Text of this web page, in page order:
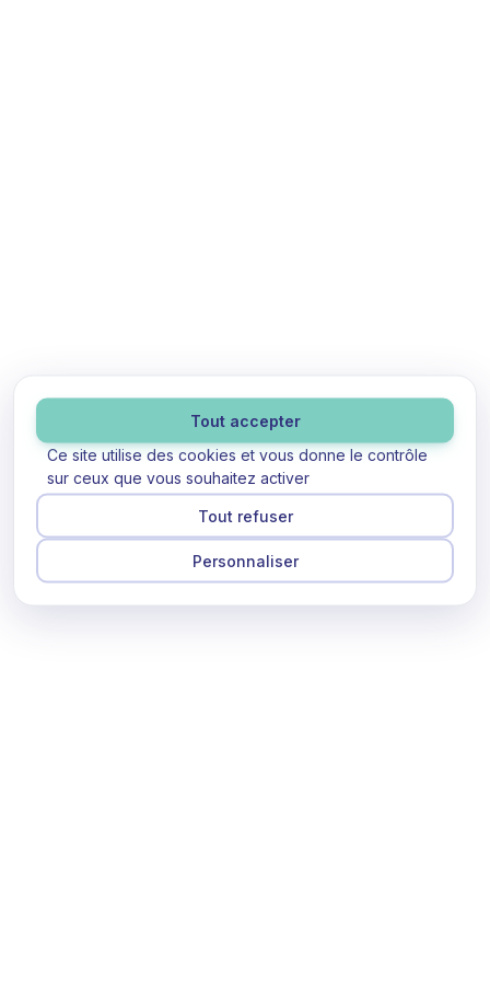
Ce site utilise des cookies et vous donne le contrôle
sur ceux que vous souhaitez activer
Tout accepter
Tout refuser
Personnaliser